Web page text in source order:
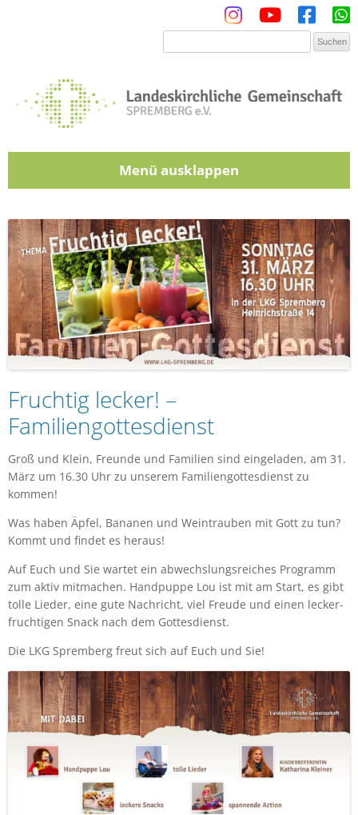
Menü
Fruchtig lecker! –
Familiengottesdienst
Groß und Klein, Freunde und Familien sind eingeladen, am 31.
März um 16.30 Uhr zu unserem Familiengottesdienst zu
kommen!
Was haben Äpfel, Bananen und Weintrauben mit Gott zu tun?
Kommt und findet es heraus!
Auf Euch und Sie wartet ein abwechslungsreiches Programm
zum aktiv mitmachen. Handpuppe Lou ist mit am Start, es gibt
tolle Lieder, eine gute Nachricht, viel Freude und einen lecker-
fruchtigen Snack nach dem Gottesdienst.
Die LKG Spremberg freut sich auf Euch und Sie!